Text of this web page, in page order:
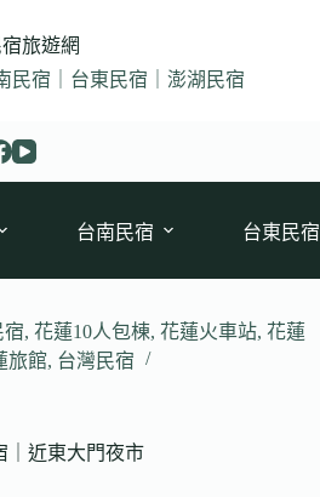
旅遊網
民宿｜台東民宿｜澎湖民宿
台南民宿 台東民宿
宿, 花蓮10人包棟, 花蓮火車站, 花蓮
旅館, 台灣民宿
｜近東大門夜市